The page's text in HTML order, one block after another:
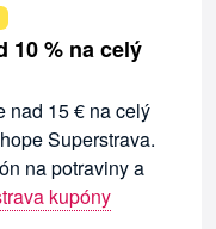
10 % na celý
nad 15 € na celý
Superstrava.
na potraviny a
kupóny